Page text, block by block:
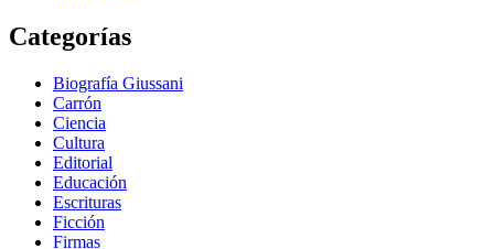
Categorías
Biografía Giussani
Carrón
Ciencia
Cultura
Editorial
Educación
Escrituras
Ficción
Firmas